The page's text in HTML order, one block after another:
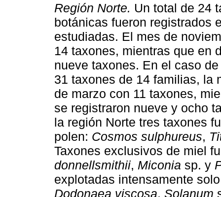
Región Norte. Un total de 24
botánicas fueron registrados
estudiadas. El mes de
14 taxones, mientras que en
nueve taxones. En el caso
31 taxones de 14 familias, la
de marzo con 11 taxones,
se registraron nueve y ocho
la región Norte tres taxones
polen: Cosmos sulphureus,
Taxones exclusivos de miel
donnellsmithii, Miconia sp. y
explotadas intensamente
Dodonaea viscosa, Solanum